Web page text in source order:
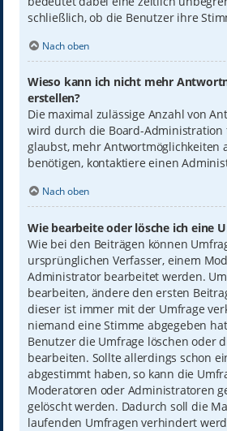
schließlich, ob die Benutzer ihre
Nach oben
Wieso kann ich nicht mehr
erstellen?
Die maximal zulässige Anzahl von
wird durch die Board-Administration
glaubst, mehr Antwortmöglichkeiten
benötigen, kontaktiere einen
Nach oben
Wie bearbeite oder lösche ich eine
Wie bei den Beiträgen können
ursprünglichen Verfasser, einem
Administrator bearbeitet werden.
bearbeiten, ändere den ersten
dieser ist immer mit der Umfrage
niemand eine Stimme abgegeben
Benutzer die Umfrage löschen oder
bearbeiten. Sollte allerdings schon
abgestimmt haben, so kann die
Moderatoren oder Administratoren
gelöscht werden. Dadurch soll die
laufenden Umfragen verhindert